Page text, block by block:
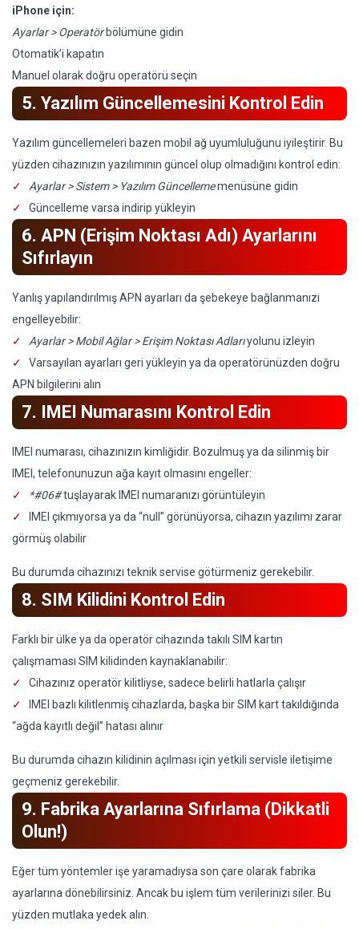
iPhone için:
Ayarlar > Operatörbölümüne gidin
Otomatik’i kapatın
Manuel olarak doğru operatörü seçin
5. Yazılım Güncellemesini Kontrol Edin
Yazılım güncellemeleri bazen mobil ağ uyumluluğunu iyileştirir. Bu
yüzden cihazınızın yazılımının güncel olup olmadığını kontrol edin:
Ayarlar > Sistem > Yazılım Güncellememenüsüne gidin
Güncelleme varsa indirip yükleyin
6. APN (Erişim Noktası Adı) Ayarlarını
Sıfırlayın
Yanlış yapılandırılmış APN ayarları da şebekeye bağlanmanızı
engelleyebilir:
Ayarlar > Mobil Ağlar > Erişim Noktası Adlarıyolunu izleyin
Varsayılan ayarları geri yükleyin ya da operatörünüzden doğru
APN bilgilerini alın
7. IMEI Numarasını Kontrol Edin
IMEI numarası, cihazınızın kimliğidir. Bozulmuş ya da silinmiş bir
IMEI, telefonunuzun ağa kayıt olmasını engeller:
*#06#tuşlayarak IMEI numaranızı görüntüleyin
IMEI çıkmıyorsa ya da “null” görünüyorsa, cihazın yazılımı zarar
görmüş olabilir
Bu durumda cihazınızı teknik servise götürmeniz gerekebilir.
8. SIM Kilidini Kontrol Edin
Farklı bir ülke ya da operatör cihazında takılı SIM kartın
çalışmaması SIM kilidinden kaynaklanabilir:
Cihazınız operatör kilitliyse, sadece belirli hatlarla çalışır
IMEI bazlı kilitlenmiş cihazlarda, başka bir SIM kart takıldığında
“ağda kayıtlı değil” hatası alınır
Bu durumda cihazın kilidinin açılması için yetkili servisle iletişime
geçmeniz gerekebilir.
9. Fabrika Ayarlarına Sıfırlama (Dikkatli
Olun!)
Eğer tüm yöntemler işe yaramadıysa son çare olarak fabrika
ayarlarına dönebilirsiniz. Ancak bu işlem tüm verilerinizi siler. Bu
yüzden mutlaka yedek alın.